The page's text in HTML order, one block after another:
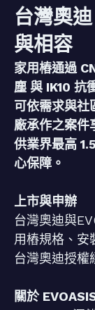
台灣奧
與相容
家用樁通過
塵 與 IK10 抗
可依需求與社
廠承作之案件
供業界最高
心保障。
上市與申辦
台灣奧迪與
用樁規格、安
台灣奧迪授權
關於